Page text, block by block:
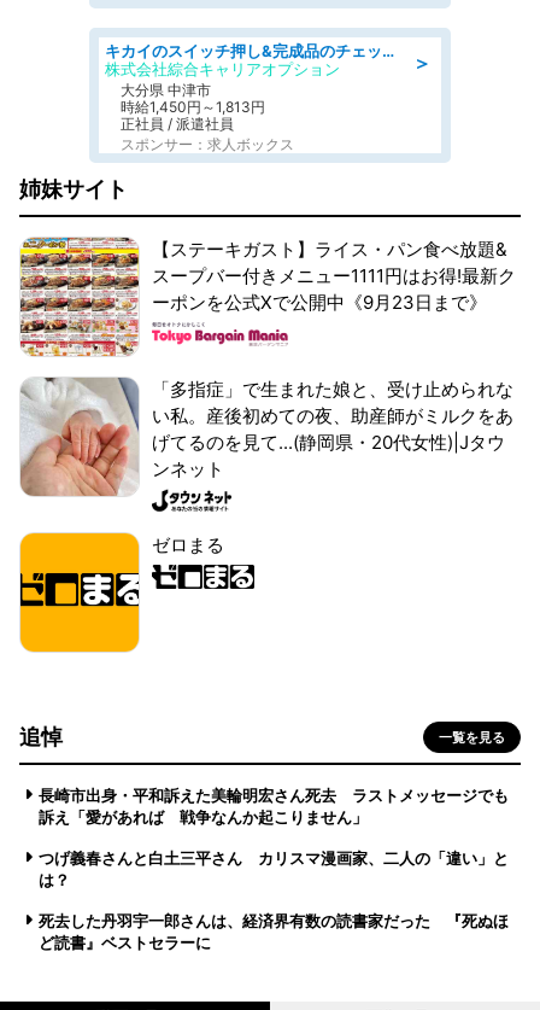
＞
キカイのスイッチ押し&完成品のチェック/好条件
株式会社綜合キャリアオプション
大分県 中津市
時給1,450円～1,813円
正社員 / 派遣社員
スポンサー：求人ボックス
姉妹サイト
【ステーキガスト】ライス・パン食べ放題&
スープバー付きメニュー1111円はお得!最新ク
ーポンを公式Xで公開中《9月23日まで》
「多指症」で生まれた娘と、受け止められな
い私。産後初めての夜、助産師がミルクをあ
げてるのを見て...(静岡県・20代女性)|Jタウ
ンネット
ゼロまる
追悼 一覧を見る
長崎市出身・平和訴えた美輪明宏さん死去 ラストメッセージでも
訴え「愛があれば 戦争なんか起こりません」
つげ義春さんと白土三平さん カリスマ漫画家、二人の「違い」と
は？
死去した丹羽宇一郎さんは、経済界有数の読書家だった 『死ぬほ
ど読書』ベストセラーに